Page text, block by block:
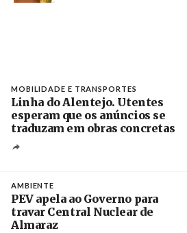
MOBILIDADE E TRANSPORTES
Linha do Alentejo. Utentes
esperam que os anúncios se
traduzam em obras concretas
AMBIENTE
PEV apela ao Governo para
travar Central Nuclear de
Almaraz